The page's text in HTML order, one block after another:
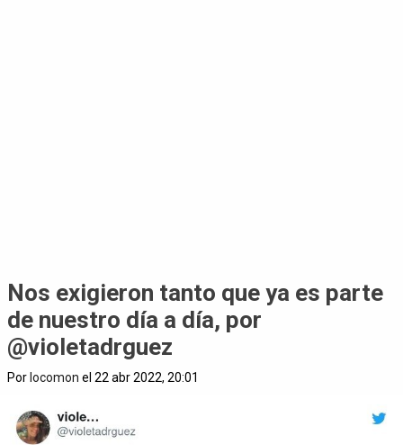
Nos exigieron tanto que ya es parte
de nuestro día a día, por
@violetadrguez
Por locomon el 22 abr 2022, 20:01